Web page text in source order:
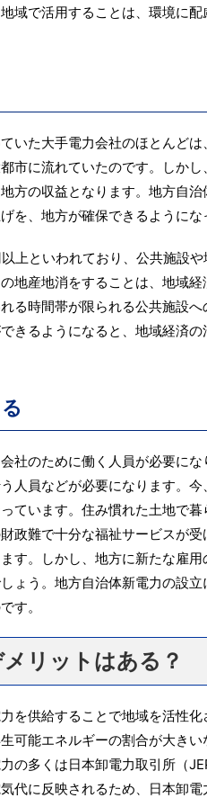
域で活用することは、環境に
いた大手電力会社のほとんど
市に流れていたのです。しか
方の収益となります。地方自
を、地方が確保できるようにな
上といわれており、公共施設
地産地消をすることは、地域
る時間帯が限られる公共施設
きるようになると、地域経済
社のために働く人員が必要に
人員などが必要になります。
ています。住み慣れた土地で
政難で十分な福祉サービスが
す。しかし、地方に新たな雇
ょう。地方自治体新電力の設
す。
リットはある？
を供給することで地域を活性
可能エネルギーの割合が大き
の多くは日本卸電力取引所（
代に反映されるため、日本卸